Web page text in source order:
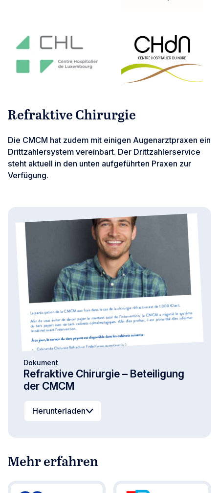
Refraktive Chirurgie
Die CMCM hat zudem mit einigen Augenarztpraxen ein
Drittzahlersystem vereinbart. Der Drittzahlerservice
steht aktuell in den unten aufgeführten Praxen zur
Verfügung.
Refraktive Chirurgie – Beteiligung
der CMCM
Dokument
Herunterladen
Mehr erfahren